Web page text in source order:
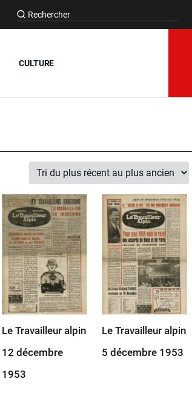
CULTURE
Le Travailleur alpin
12 décembre
1953
Le Travailleur alpin
5 décembre 1953